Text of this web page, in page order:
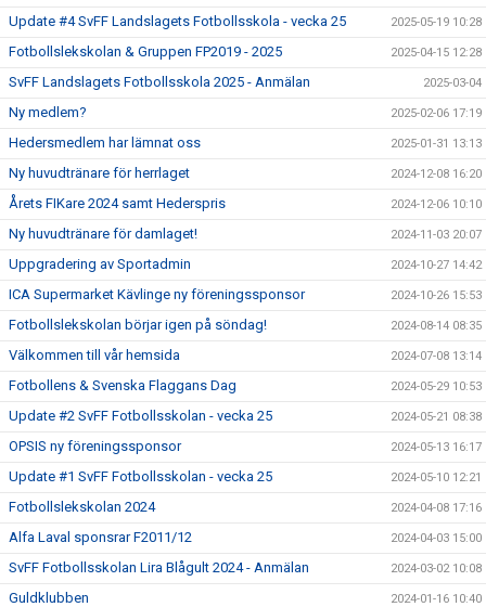
Update #4 SvFF Landslagets Fotbollsskola - vecka 25 2025-05-19 10:28
Fotbollslekskolan & Gruppen FP2019 - 2025 2025-04-15 12:28
SvFF Landslagets Fotbollsskola 2025 - Anmälan 2025-03-04
Ny medlem? 2025-02-06 17:19
Hedersmedlem har lämnat oss 2025-01-31 13:13
Ny huvudtränare för herrlaget 2024-12-08 16:20
Årets FIKare 2024 samt Hederspris 2024-12-06 10:10
Ny huvudtränare för damlaget! 2024-11-03 20:07
Uppgradering av Sportadmin 2024-10-27 14:42
ICA Supermarket Kävlinge ny föreningssponsor 2024-10-26 15:53
Fotbollslekskolan börjar igen på söndag! 2024-08-14 08:35
Välkommen till vår hemsida 2024-07-08 13:14
Fotbollens & Svenska Flaggans Dag 2024-05-29 10:53
Update #2 SvFF Fotbollsskolan - vecka 25 2024-05-21 08:38
OPSIS ny föreningssponsor 2024-05-13 16:17
Update #1 SvFF Fotbollsskolan - vecka 25 2024-05-10 12:21
Fotbollslekskolan 2024 2024-04-08 17:16
Alfa Laval sponsrar F2011/12 2024-04-03 15:00
SvFF Fotbollsskolan Lira Blågult 2024 - Anmälan 2024-03-02 10:08
Guldklubben 2024-01-16 10:40